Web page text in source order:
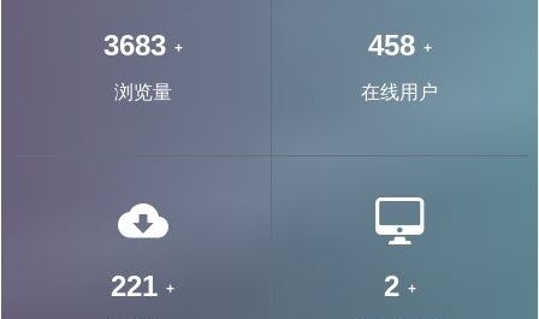
7233 +
浏览量
902 +
在线用户
446 + 4 +